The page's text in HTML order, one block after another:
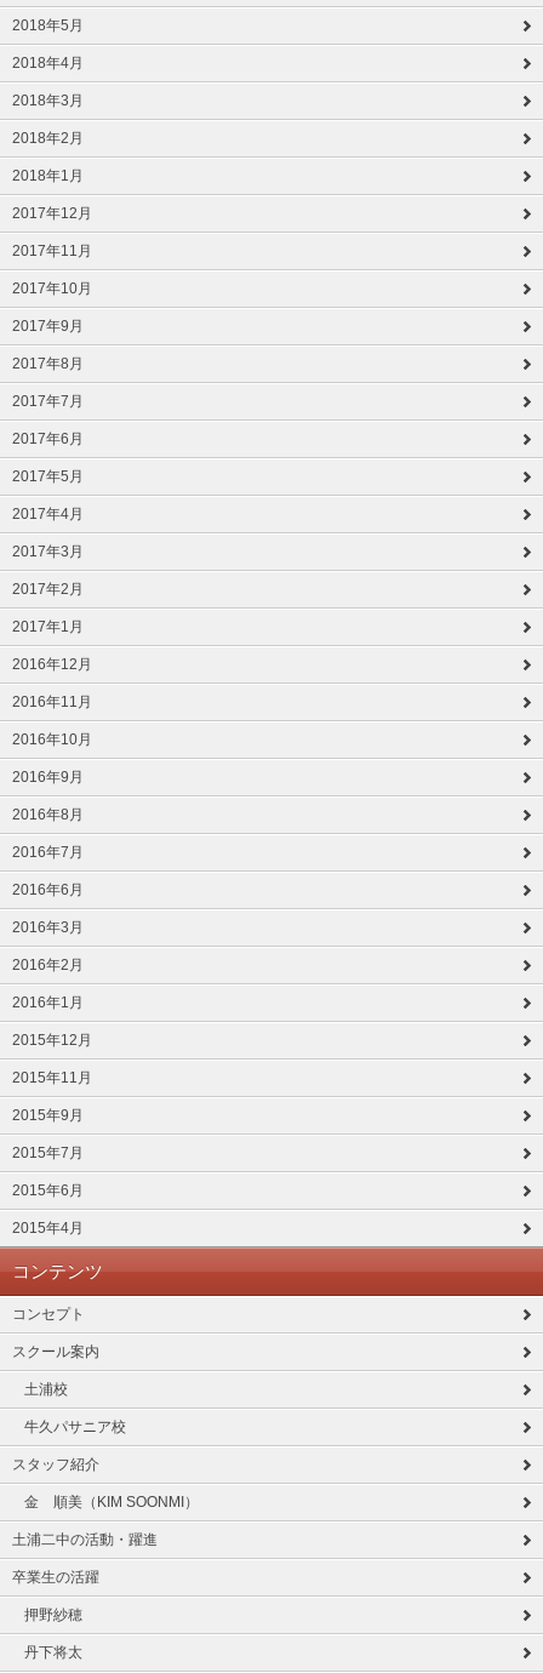
2018年5月
2018年4月
2018年3月
2018年2月
2018年1月
2017年12月
2017年11月
2017年10月
2017年9月
2017年8月
2017年7月
2017年6月
2017年5月
2017年4月
2017年3月
2017年2月
2017年1月
2016年12月
2016年11月
2016年10月
2016年9月
2016年8月
2016年7月
2016年6月
2016年3月
2016年2月
2016年1月
2015年12月
2015年11月
2015年9月
2015年7月
2015年6月
2015年4月
コンテンツ
コンセプト
スクール案内
土浦校
牛久パサニア校
スタッフ紹介
金 順美（KIM SOONMI）
土浦二中の活動・躍進
卒業生の活躍
押野紗穂
丹下将太